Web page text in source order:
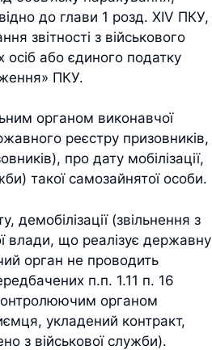
до глави 1 розд. XIV ПКУ,
звітності з військового
осіб або єдиного податку
ПКУ.
органом виконавчої
реєстру призовників,
про дату мобілізації,
такої самозайнятої особи.
демобілізації (звільнення з
влади, що реалізує державну
орган не проводить
п.п. 1.11 п. 16
органом
укладений контракт,
з військової служби).